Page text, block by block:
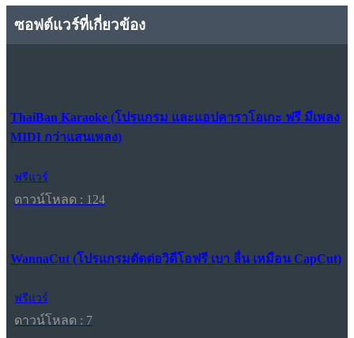
ซอฟต์แวร์ที่เกี่ยวข้อง
ThaiBan Karaoke (โปรแกรม และแอปคาราโอเกะ ฟรี มีเพลง
MIDI กว่าแสนเพลง)
ฟรีแวร์
ดาวน์โหลด : 124
WannaCut (โปรแกรมตัดต่อวิดีโอฟรี เบา ลื่น เหมือน CapCut)
ฟรีแวร์
ดาวน์โหลด : 7